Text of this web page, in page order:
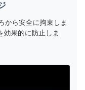
から安全に拘束しま
効果的に防止しま